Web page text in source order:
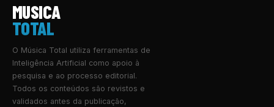
MUSICA
TOTAL
O Música Total utiliza ferramentas de
Inteligência Artificial como apoio à
pesquisa e ao processo editorial.
Todos os conteúdos são revistos e
validados antes da publicação,